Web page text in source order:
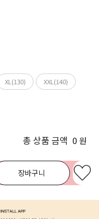
XL(130)
XXL(140)
총 상품 금액 0 원
장바구니